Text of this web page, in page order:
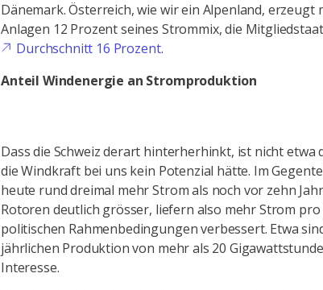
Dänemark. Österreich, wie wir ein Alpenland, erzeugt
Anlagen 12 Prozent seines Strommix, die
Durchschnitt 16 Prozent.
Anteil Windenergie an Stromproduktion
Dass die Schweiz derart hinterherhinkt, ist nicht
die Windkraft bei uns kein Potenzial hätte. Im
heute rund dreimal mehr Strom als noch vor zehn
Rotoren deutlich grösser, liefern also mehr Strom pro
politischen Rahmenbedingungen verbessert. Etwa
jährlichen Produktion von mehr als 20
Interesse.